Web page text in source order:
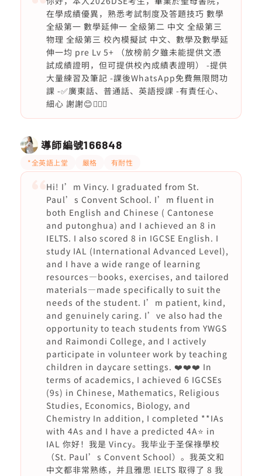
在學成績優異，熟悉考試制度及答題技巧 數學
全級第一 數學延伸一 全級第二 中文 全級第三
物理 全級第三 校內模擬試 中文、數學及數學延
伸一均 pre Lv 5+ （放榜前夕雖未能提供文憑
試成績證明，但可提供校內成績表證明） -提供
大量練習及筆記 -課後WhatsApp免費無限問功
課 -✅廣東話、普通話、英語授課 -有責任心、
細心 謝謝😊🙇🏻‍♀️
導師編號166848
*全英語上堂 嚴格 有耐性
Hi! I’m Vincy. I graduated from St.
Paul’s Convent School. I’m fluent in
both English and Chinese ( Cantonese
and putonghua) and I achieved an 8 in
IELTS. I also scored 8 in IGCSE English. I
study IAL (International Advanced Level),
and I have a wide range of learning
resources—books, exercises, and tailored
materials—made specifically to suit the
needs of the student. I’m patient, kind,
and genuinely caring. I’ve also had the
opportunity to teach students from YWGS
and Raimondi College, and I actively
participate in volunteer work by teaching
children in daycare settings. ❤️❤️❤️ In
terms of academics, I achieved 6 IGCSEs
(9s) in Chinese, Mathematics, Religious
Studies, Economics, Biology, and
Chemistry In addition, I completed **IAs
with 4As and I have a predicted 4A⭐️ in
IAL 你好！我是 Vincy。我毕业于圣保祿學校
（St. Paul’s Convent School）。我英文和
中文都非常熟练，并且雅思 IELTS 取得了 8 我